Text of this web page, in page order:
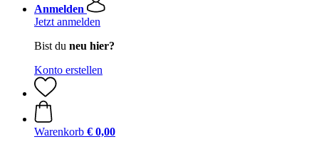
Anmelden
Jetzt anmelden
Bist du neu hier?
Konto erstellen
Warenkorb € 0,00